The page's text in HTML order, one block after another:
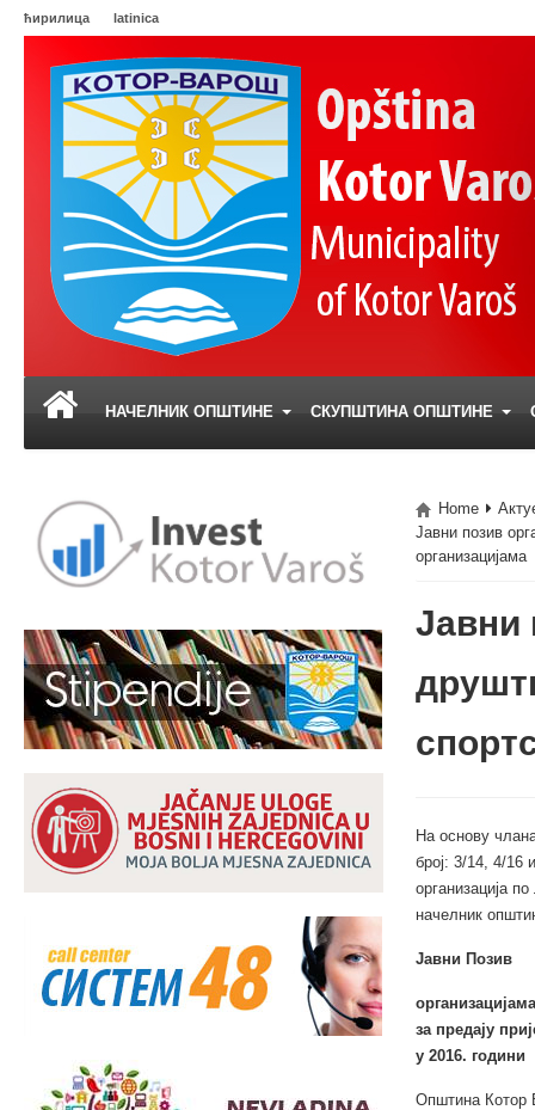
ћирилица latinica
НАЧЕЛНИК ОПШТИНЕ СКУПШТИНА ОПШТИНЕ
Home
Јавни позив
организацијама
Јавни
На основу
број: 3/14, 4/16
организација
начелник
Јавни Позив
за предају
у 2016. години
Општина Котор